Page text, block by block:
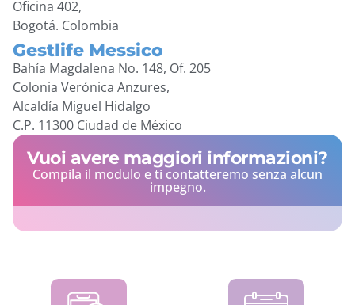
Oficina 402,
Bogotá. Colombia
Gestlife Messico
Bahía Magdalena No. 148, Of. 205
Colonia Verónica Anzures,
Alcaldía Miguel Hidalgo
C.P. 11300 Ciudad de México
Vuoi avere maggiori informazioni?
Compila il modulo e ti contatteremo senza alcun
impegno.